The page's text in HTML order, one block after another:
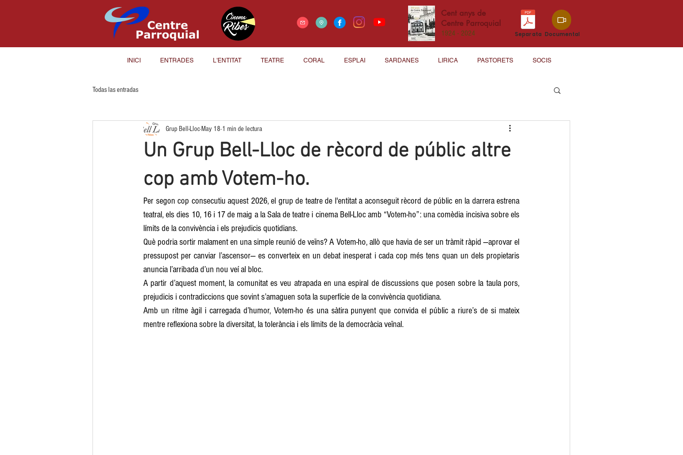
Cent anys de
Centre Parroquial
1924 - 2024 Separata Documental
INICI ENTRADES L'ENTITAT TEATRE CORAL ESPLAI SARDANES LIRICA PASTORETS SOCIS
Todas las entradas
Un Grup Bell-Lloc de rècord de públic altre
cop amb Votem-ho.
Grup Bell-LlocMay 18 1 min de lectura
Per segon cop consecutiu aquest 2026, el grup de teatre de l'entitat a aconseguit rècord de públic en la darrera estrena
teatral, els dies 10, 16 i 17 de maig a la Sala de teatre i cinema Bell-Lloc amb “Votem-ho”: una comèdia incisiva sobre els
límits de la convivència i els prejudicis quotidians.
Què podria sortir malament en una simple reunió de veïns? A Votem-ho, allò que havia de ser un tràmit ràpid —aprovar el
pressupost per canviar l’ascensor— es converteix en un debat inesperat i cada cop més tens quan un dels propietaris
anuncia l’arribada d’un nou veí al bloc.
A partir d’aquest moment, la comunitat es veu atrapada en una espiral de discussions que posen sobre la taula pors,
prejudicis i contradiccions que sovint s’amaguen sota la superfície de la convivència quotidiana.
Amb un ritme àgil i carregada d’humor, Votem-ho és una sàtira punyent que convida el públic a riure’s de si mateix
mentre reflexiona sobre la diversitat, la tolerància i els límits de la democràcia veïnal.